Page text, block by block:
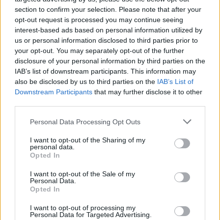
section to confirm your selection. Please note that after your
opt-out request is processed you may continue seeing
interest-based ads based on personal information utilized by
us or personal information disclosed to third parties prior to
your opt-out. You may separately opt-out of the further
disclosure of your personal information by third parties on the
IAB’s list of downstream participants. This information may
also be disclosed by us to third parties on the IAB’s List of
Downstream Participants that may further disclose it to other
Personal Data Processing Opt Outs
I want to opt-out of the Sharing of my
personal data.
Opted In
I want to opt-out of the Sale of my
Personal Data.
Opted In
I want to opt-out of processing my
Personal Data for Targeted Advertising.
SHOWBIZ
Οικονομάκου - Τσερέλα: Συνεχίζουν
το ταξίδι του μέλιτος στα Μπόρα
Μπόρα - Νέες φωτογραφίες
SHOWBIZ
Ανδρέας Γεωργίου: «Η γέννηση της
κόρης μου άλλαξε ριζικά τη ζωή μου
και με αναδιαμόρφωσε ως
GOSSIP SPECIALS
Δημήτρης Παπαμιχαήλ: Ο έρωτας, οι
ρόλοι και οι πληγές του ανθρώπου
πίσω από τον μεγάλο πρωταγωνιστή